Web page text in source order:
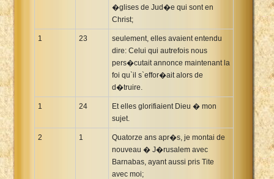
�glises de Jud�e qui sont en
Christ;
1 23
seulement, elles avaient entendu
dire: Celui qui autrefois nous
pers�cutait annonce maintenant la
foi qu`il s`effor�ait alors de
d�truire.
1 24
Et elles glorifiaient Dieu � mon
sujet.
2 1
Quatorze ans apr�s, je montai de
nouveau � J�rusalem avec
Barnabas, ayant aussi pris Tite
avec moi;